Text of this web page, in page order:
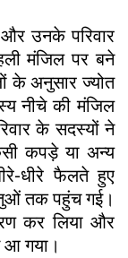
उनके परिवार
मंजिल पर बने
के अनुसार ज्योत
नीचे की मंजिल
के सदस्यों ने
कपड़े या अन्य
धीरे फैलते हुए
तक पहुंच गई।
कर लिया और
आ गया।